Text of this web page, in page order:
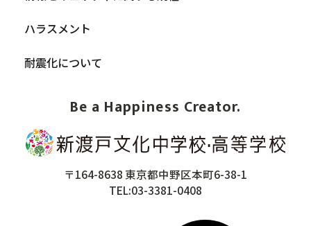
Be a Happiness Creator.
〒164-8638 東京都中野区本町6-38-1
TEL:03-3381-0408
ハラスメント
耐震化について